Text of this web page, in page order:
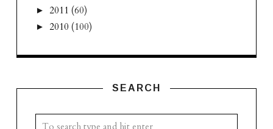
► 2011 (60)
► 2010 (100)
SEARCH